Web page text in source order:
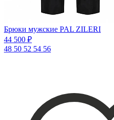
Брюки мужские PAL ZILERI
44 500 ₽
48 50 52 54 56